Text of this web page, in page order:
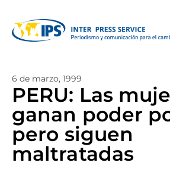
6 de marzo, 1999
PERU: Las
ganan poder
pero siguen
maltratadas